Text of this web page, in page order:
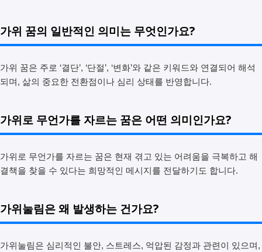
가위 꿈의 일반적인 의미는 무엇인가요?
가위 꿈은 주로 ‘결단’, ‘단절’, ‘변화’와 같은 키워드와 연결되어 해석
되며, 삶의 중요한 전환점이나 심리 상태를 반영합니다.
가위로 무언가를 자르는 꿈은 어떤 의미인가요?
가위로 무언가를 자르는 꿈은 현재 겪고 있는 어려움을 극복하고 해
결책을 찾을 수 있다는 희망적인 메시지를 전달하기도 합니다.
가위눌림은 왜 발생하는 건가요?
가위눌림은 심리적인 불안, 스트레스, 억압된 감정과 관련이 있으며,